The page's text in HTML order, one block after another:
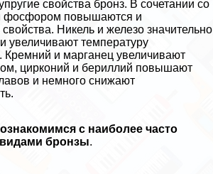
свойства бронз. В сочетании со
фосфором повышаются и
Никель и железо значительно
увеличивают температуру
Кремний и марганец увеличивают
цирконий и бериллий повышают
и немного снижают
с наиболее часто
бронзы.